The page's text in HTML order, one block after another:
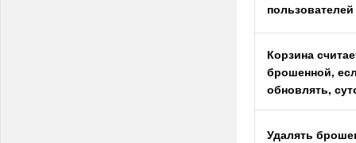
пользователей
Корзина
брошенной,
обновлять,
Удалять